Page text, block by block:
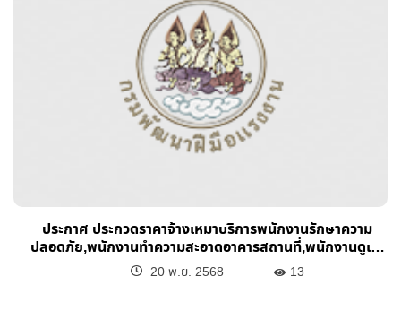
ประกาศ ประกวดราคาจ้างเหมาบริการพนักงานรักษาความ
ปลอดภัย,พนักงานทำความสะอาดอาคารสถานที่,พนักงานดูเเล
บำรุงรักษาต้นไม้สนามหญ้าฯ ประจำปีงบประมาณ พ.ศ.2569
ด้วยงิธีการประกวดดราคาอิเล็กทรอนิกส์ (e-bidding)
20 พ.ย. 2568 13